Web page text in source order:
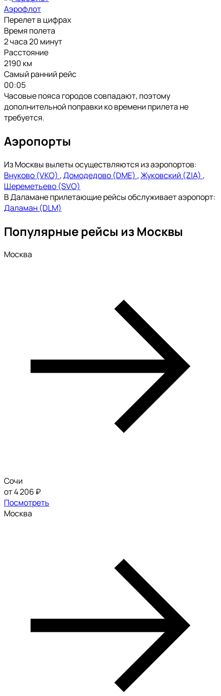
Аэрофлот
Перелет в цифрах
Время полета
2 часа 20 минут
Расстояние
2190 км
Самый ранний рейс
00:05
Часовые пояса городов совпадают, поэтому
дополнительной поправки ко времени прилета не
требуется.
Аэропорты
Из Москвы вылеты осуществляются из аэропортов:
Внуково (VKO) ,Домодедово (DME) ,Жуковский (ZIA) ,
Шереметьево (SVO)
В Даламане прилетающие рейсы обслуживает аэропорт:
Даламан (DLM)
Популярные рейсы из Москвы
Москва
Сочи
от 4 206 ₽
Посмотреть
Москва